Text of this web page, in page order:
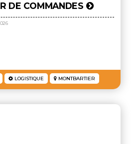
DE COMMANDES
LOGISTIQUE MONTBARTIER